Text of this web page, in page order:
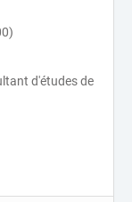
d'études de